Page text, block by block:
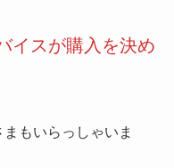
イスが購入を決め
もいらっしゃいま